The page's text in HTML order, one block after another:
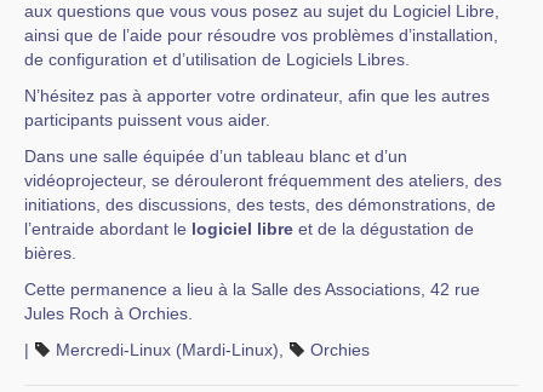
aux questions que vous vous posez au sujet du Logiciel Libre,
ainsi que de l’aide pour résoudre vos problèmes d’installation,
de configuration et d’utilisation de Logiciels Libres.
N’hésitez pas à apporter votre ordinateur, afin que les autres
participants puissent vous aider.
Dans une salle équipée d’un tableau blanc et d’un
vidéoprojecteur, se dérouleront fréquemment des ateliers, des
initiations, des discussions, des tests, des démonstrations, de
l’entraide abordant le logiciel libre et de la dégustation de
bières.
Cette permanence a lieu à la Salle des Associations, 42 rue
Jules Roch à Orchies.
|
Mercredi-Linux (Mardi-Linux) Orchies